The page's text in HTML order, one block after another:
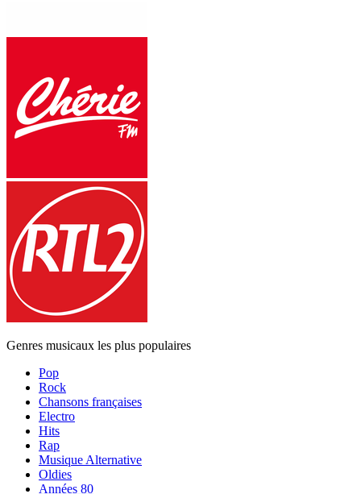
Genres musicaux les plus populaires
Pop
Rock
Chansons françaises
Electro
Hits
Rap
Musique Alternative
Oldies
Années 80